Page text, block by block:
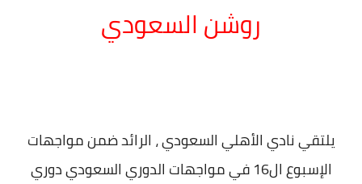
روشن السعودي
يلتقي نادي الأهلي السعودي ، الرائد ضمن مواجهات
الإسبوع ال16 في مواجهات الدوري السعودي دوري